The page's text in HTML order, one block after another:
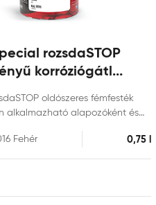
rozsdaSTOP
korróziógátl...
oldószeres fémfesték
alkalmazható alapozóként és
acél és réz felületekre, akár
rozsdára is. Szélsőséges
zománcfesték. Matt, selyem- és
Fehér 0,75 l